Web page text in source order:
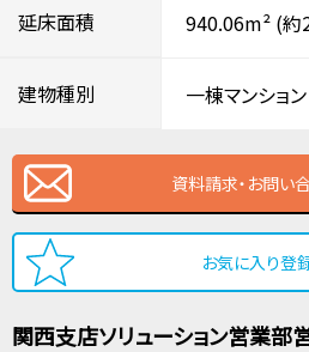
延床面積 940.06m² (約
建物種別 一棟マンション
資料請求・お問い
お気に入り登
関西支店ソリューション営業部